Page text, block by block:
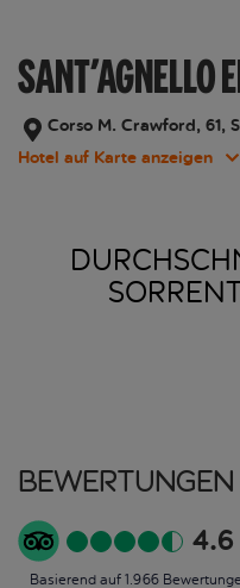
SANT’AGNELLO
Corso M. Crawford, 61,
Hotel auf Karte anzeigen
Bewertungen
4.6
Basierend auf 1.966